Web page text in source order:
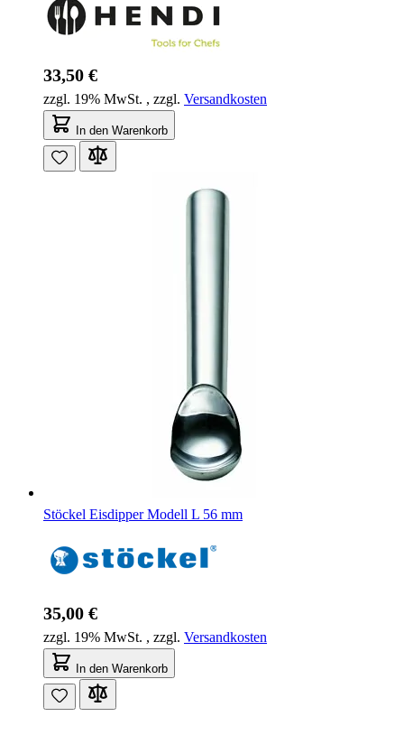
33,50 €
zzgl. 19% MwSt. , zzgl. Versandkosten
In den Warenkorb
Stöckel Eisdipper Modell L 56 mm
35,00 €
zzgl. 19% MwSt. , zzgl. Versandkosten
In den Warenkorb